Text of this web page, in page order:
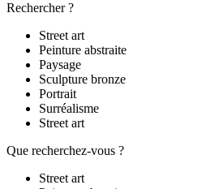
Rechercher ?
Street art
Peinture abstraite
Paysage
Sculpture bronze
Portrait
Surréalisme
Street art
Que recherchez-vous ?
Street art